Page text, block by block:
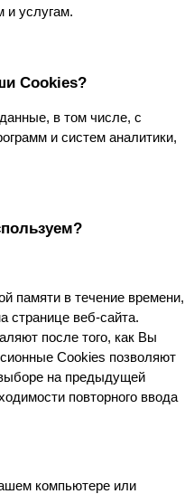
и услугам.
Cookies?
в том числе, с
и систем аналитики,
памяти в течение времени,
странице веб-сайта.
после того, как Вы
Cookies позволяют
на предыдущей
повторного ввода
компьютере или